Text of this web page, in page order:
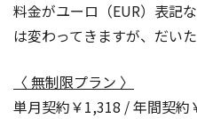
料金がユーロ（EUR）表記
は変わってきますが、だい
〈 無制限プラン 〉
単月契約￥1,318 / 年間契